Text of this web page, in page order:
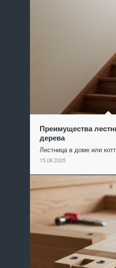
Преимущества
дерева
Лестница в доме или
15.08.2025